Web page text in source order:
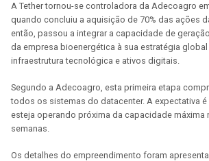
A Tether tornou-se controladora da Adecoagro
quando concluiu a aquisição de 70% das ações
então, passou a integrar a capacidade de
da empresa bioenergética à sua estratégia
infraestrutura tecnológica e ativos digitais.
Segundo a Adecoagro, esta primeira etapa
todos os sistemas do datacenter. A expectativa
esteja operando próxima da capacidade máxima
semanas.
Os detalhes do empreendimento foram